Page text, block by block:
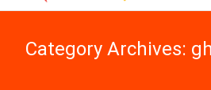
Category Archives: